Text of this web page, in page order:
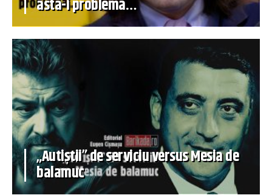
asta-i problema…
„Autiștii” de serviciu versus Mesia de
balamuc